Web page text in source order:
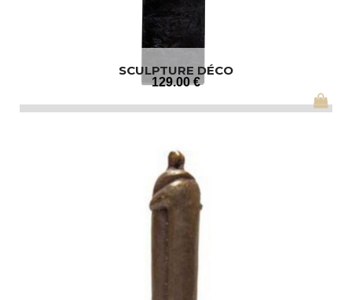
SCULPTURE DÉCO
129.00 €